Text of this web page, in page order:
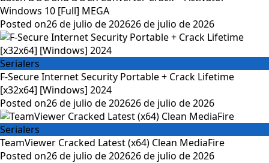
Windows 10 [Full] MEGA
Posted on26 de julio de 202626 de julio de 2026
Serialers
F-Secure Internet Security Portable + Crack Lifetime
[x32x64] [Windows] 2024
Posted on26 de julio de 202626 de julio de 2026
Serialers
TeamViewer Cracked Latest (x64) Clean MediaFire
Posted on26 de julio de 202626 de julio de 2026